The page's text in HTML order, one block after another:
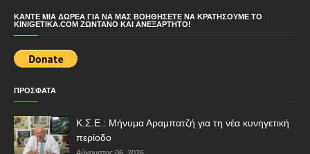
ΚΆΝΤΕ ΜΙΑ ΔΩΡΕΆ ΓΙΑ ΝΑ ΜΑΣ ΒΟΗΘΉΣΕΤΕ ΝΑ ΚΡΑΤΉΣΟΥΜΕ ΤΟ
KINIGETIKA.COM ΖΩΝΤΑΝΌ ΚΑΙ ΑΝΕΞΆΡΤΗΤΟ!
ΠΡΟΣΦΑΤΑ
Κ.Σ.Ε.: Μήνυμα Αραμπατζή για τη νέα κυνηγετική
περίοδο